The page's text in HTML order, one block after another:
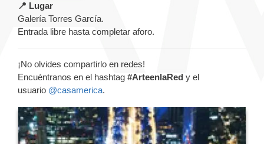
📍 Lugar
Galería Torres García.
Entrada libre hasta completar aforo.
¡No olvides compartirlo en redes!
Encuéntranos en el hashtag #ArteenlaRed y el
usuario @casamerica.